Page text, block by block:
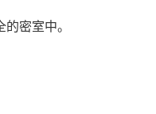
密室中。